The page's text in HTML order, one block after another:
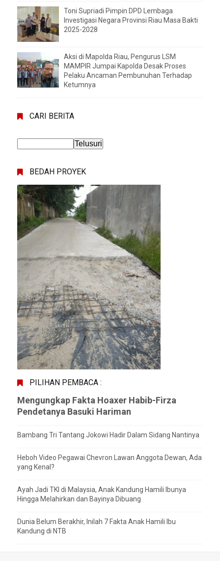
Toni Supriadi Pimpin DPD Lembaga
Investigasi Negara Provinsi Riau Masa Bakti
2025-2028
Aksi di Mapolda Riau, Pengurus LSM
MAMPIR Jumpai Kapolda Desak Proses
Pelaku Ancaman Pembunuhan Terhadap
Ketumnya
CARI BERITA
BEDAH PROYEK
PILIHAN PEMBACA :
Mengungkap Fakta Hoaxer Habib-Firza
Pendetanya Basuki Hariman
Bambang Tri Tantang Jokowi Hadir Dalam Sidang Nantinya
Heboh Video Pegawai Chevron Lawan Anggota Dewan, Ada
yang Kenal?
Ayah Jadi TKI di Malaysia, Anak Kandung Hamili Ibunya
Hingga Melahirkan dan Bayinya Dibuang
Dunia Belum Berakhir, Inilah 7 Fakta Anak Hamili Ibu
Kandung di NTB